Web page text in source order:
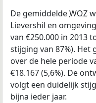
De gemiddeldeWOZ
Lievershil en
van €250.000 in 2013
stijging van 87%). Het
over de hele periode
€18.167 (5,6%). De
volgt een duidelijk
bijna ieder jaar.